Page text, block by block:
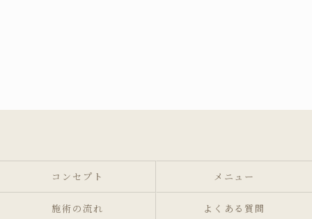
コンセプト メニュー
施術の流れ よくある質問